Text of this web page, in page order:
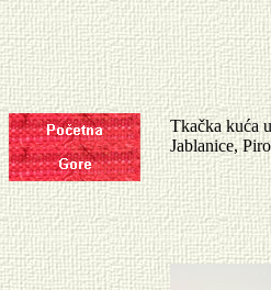
Tkačka kuća
Jablanice,